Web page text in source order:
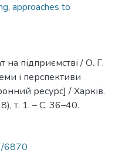
, approaches to
на підприємстві / О. Г.
і перспективи
ресурс] / Харків.
т. 1. – С. 36–40.
6870